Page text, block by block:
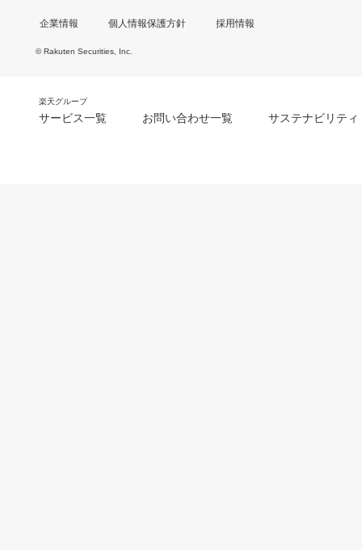
企業情報 個人情報保護方針 採用情報
© Rakuten Securities, Inc.
楽天グループ
サービス一覧 お問い合わせ一覧 サステナビリティ